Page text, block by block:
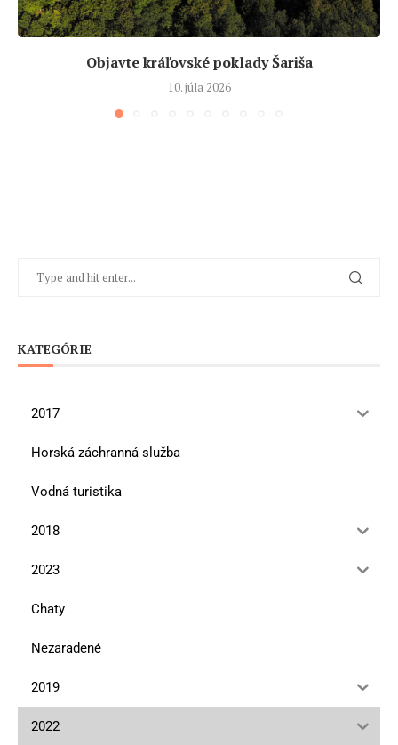
Objavte kráľovské poklady Šariša
10. júla 2026
KATEGÓRIE
2017
Horská záchranná služba
Vodná turistika
2018
2023
Chaty
Nezaradené
2019
2022